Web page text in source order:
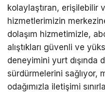
kolaylaştıran, erişilebilir
hizmetlerimizin
dolaşım hizmetimizle,
alıştıkları güvenli ve
deneyimini yurt dışında
sürdürmelerini sağlıyor,
odağımızla iletişimi